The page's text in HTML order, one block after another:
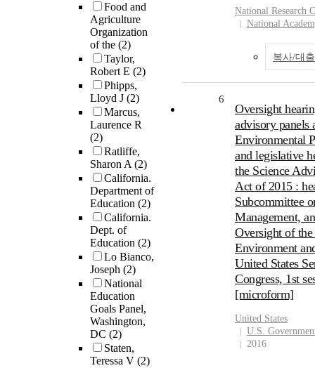
Food and
Agriculture
Organization
of the (2)
Taylor,
Robert E (2)
Phipps,
Lloyd J (2)
Marcus,
Laurence R
(2)
Ratliffe,
Sharon A(2)
California.
Department of
Education (2)
California.
Dept. of
Education (2)
Lo Bianco,
Joseph (2)
National
Education
Goals Panel,
Washington,
DC (2)
Staten,
Teressa V (2)
National Research
National
복사/대
6
Oversight
advisory panels
Environmental
and legislative
the Science
Act of 2015 :
Subcommittee
Management,
Oversight of
Environment
United States
Congress, 1st
[microform]
United States
U.S.
2016